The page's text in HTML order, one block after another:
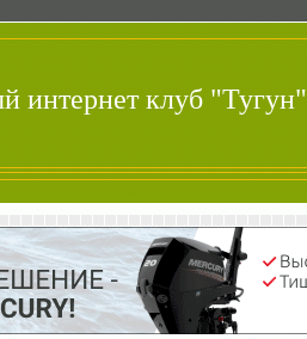
интернет клуб "Тугун"